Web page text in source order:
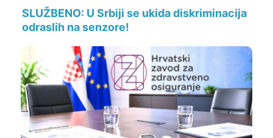
SLUŽBENO: U Srbiji se ukida diskriminacija
odraslih na senzore!